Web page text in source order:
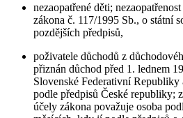
nezaopatřené děti;
zákona č. 117/1995 Sb., o státní
pozdějších předpisů,
poživatele důchodů z
přiznán důchod před 1. lednem
Slovenské Federativní Republiky
podle předpisů České republiky;
účely zákona považuje osoba